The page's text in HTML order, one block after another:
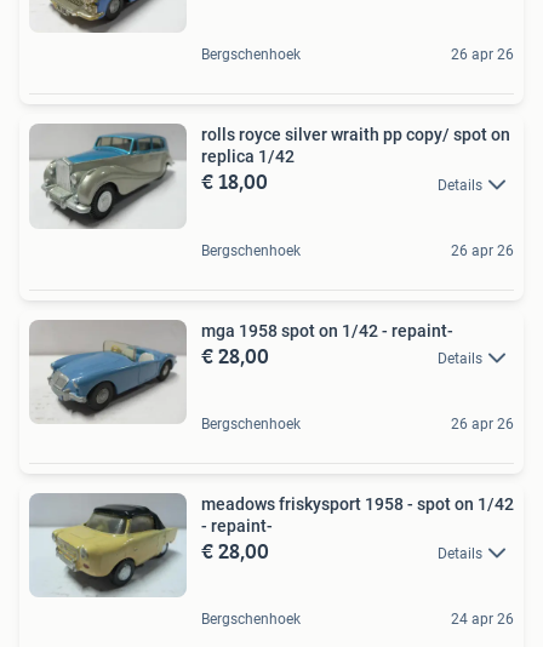
Bergschenhoek 26 apr 26
rolls royce silver wraith pp copy/ spot on
replica 1/42
€ 18,00 Details
Bergschenhoek 26 apr 26
mga 1958 spot on 1/42 - repaint-
€ 28,00 Details
Bergschenhoek 26 apr 26
meadows friskysport 1958 - spot on 1/42
- repaint-
€ 28,00 Details
Bergschenhoek 24 apr 26